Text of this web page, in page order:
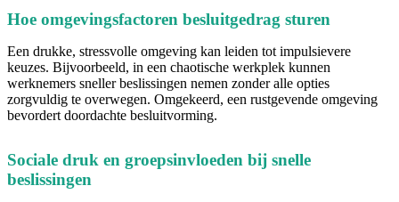
Hoe omgevingsfactoren besluitgedrag sturen
Een drukke, stressvolle omgeving kan leiden tot impulsievere
keuzes. Bijvoorbeeld, in een chaotische werkplek kunnen
werknemers sneller beslissingen nemen zonder alle opties
zorgvuldig te overwegen. Omgekeerd, een rustgevende omgeving
bevordert doordachte besluitvorming.
Sociale druk en groepsinvloeden bij snelle
beslissingen